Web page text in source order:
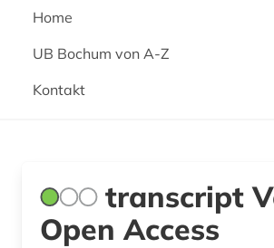
Home
UB Bochum von A-Z
Kontakt
transcript
Open Access